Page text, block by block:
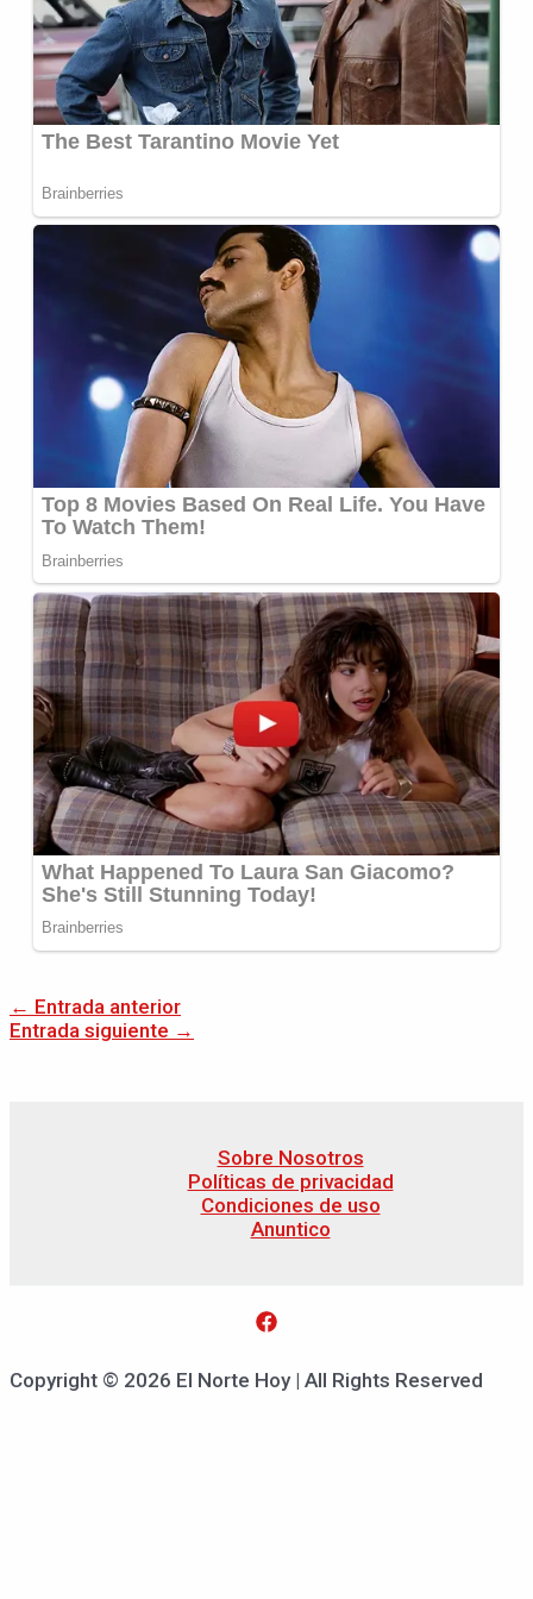
← Entrada anterior
Entrada siguiente →
Sobre Nosotros
Políticas de privacidad
Condiciones de uso
Anuntico
Copyright © 2026 El Norte Hoy | All Rights Reserved